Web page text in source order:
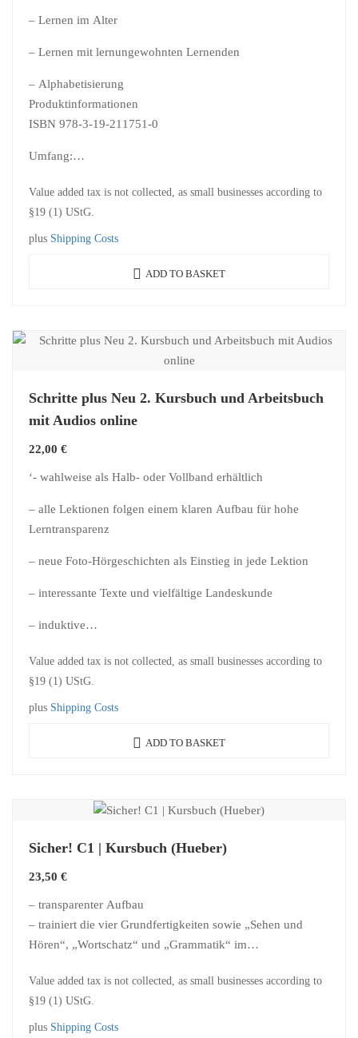
– Lernen im Alter
– Lernen mit lernungewohnten Lernenden
– Alphabetisierung
Produktinformationen
ISBN 978-3-19-211751-0
Umfang:…
Value added tax is not collected, as small businesses according to
§19 (1) UStG.
plus Shipping Costs
ADD TO BASKET
Schritte plus Neu 2. Kursbuch und Arbeitsbuch
mit Audios online
22,00 €
‘- wahlweise als Halb- oder Vollband erhältlich
– alle Lektionen folgen einem klaren Aufbau für hohe
Lerntransparenz
– neue Foto-Hörgeschichten als Einstieg in jede Lektion
– interessante Texte und vielfältige Landeskunde
– induktive…
Value added tax is not collected, as small businesses according to
§19 (1) UStG.
plus Shipping Costs
ADD TO BASKET
Sicher! C1 | Kursbuch (Hueber)
23,50 €
– transparenter Aufbau
– trainiert die vier Grundfertigkeiten sowie „Sehen und
Hören“, „Wortschatz“ und „Grammatik“ im
– Checkliste zur Lernzielkontrolle am Ende jedes Bausteins
– interessante Themen aus den Bereichen Alltag,…
Value added tax is not collected, as small businesses according to
§19 (1) UStG.
plus Shipping Costs